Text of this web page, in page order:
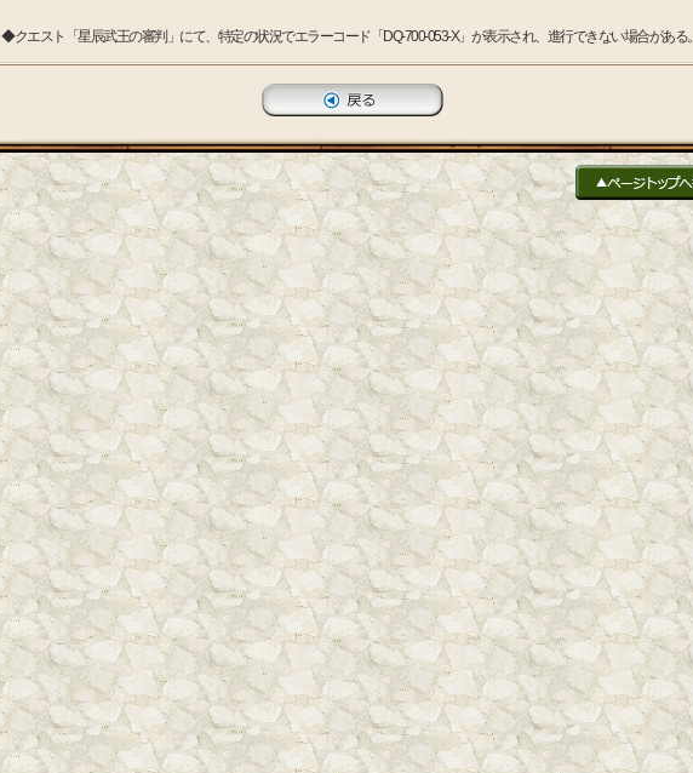
◆クエスト「星辰武王の審判」にて、特定の状況でエラーコード「DQ-700-053-X」が表示され、進行できない場合がある。